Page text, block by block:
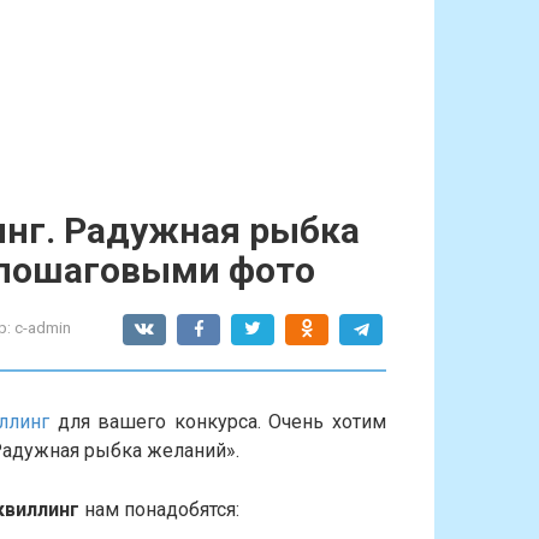
Радужная рыбка
фото
c-admin
для вашего конкурса. Очень хотим
рыбка желаний».
нам понадобятся: